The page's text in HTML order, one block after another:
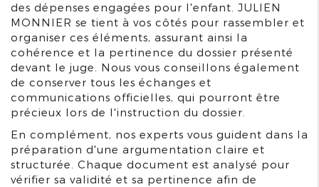
des dépenses engagées pour l'enfant. JULIEN
MONNIER se tient à vos côtés pour rassembler et
organiser ces éléments, assurant ainsi la
cohérence et la pertinence du dossier présenté
devant le juge. Nous vous conseillons également
de conserver tous les échanges et
communications officielles, qui pourront être
précieux lors de l'instruction du dossier.
En complément, nos experts vous guident dans la
préparation d'une argumentation claire et
structurée. Chaque document est analysé pour
vérifier sa validité et sa pertinence afin de